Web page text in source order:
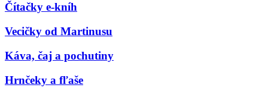
Čítačky e-kníh
Vecičky od Martinusu
Káva, čaj a pochutiny
Hrnčeky a fľaše